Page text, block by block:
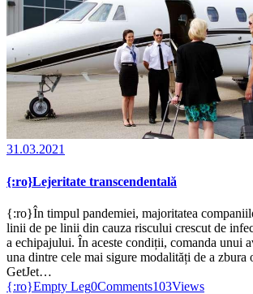
31.03.2021
{:ro}Lejeritate transcendentală
{:ro}În timpul pandemiei, majoritatea
linii de pe linii din cauza riscului crescut de
a echipajului. În aceste condiții, comanda unui
una dintre cele mai sigure modalități de a zbura
GetJet…
{:ro}Empty Leg0Comments103Views